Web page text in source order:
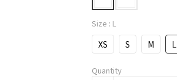
Size : L
XS S M L
Quantity